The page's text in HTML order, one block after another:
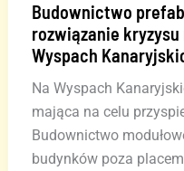
Budownictwo
rozwiązanie
Wyspach
Na Wyspach
mająca na celu
Budownictwo
budynków poza